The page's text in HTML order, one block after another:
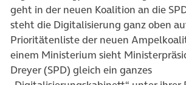
geht in der neuen Koalition an die
steht die Digitalisierung ganz oben
Prioritätenliste der neuen
einem Ministerium sieht
Dreyer (SPD) gleich ein ganzes